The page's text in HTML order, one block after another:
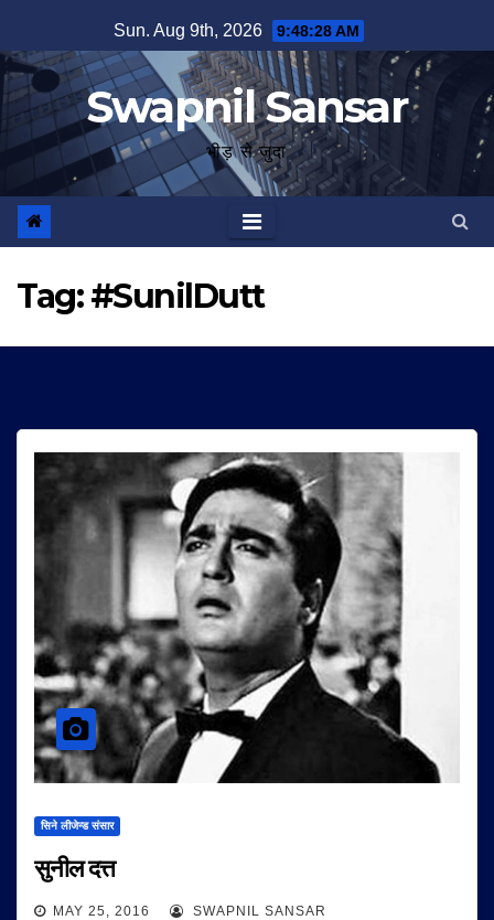
to
content
Sun. Aug 9th, 2026 9:48:28 AM
Swapnil Sansar
भीड़ से जुदा
Tag:#SunilDutt
सिने लीजेन्ड संसार
सुनील दत्त
MAY 25, 2016 SWAPNIL SANSAR